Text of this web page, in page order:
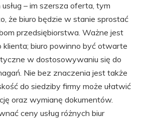
– im szersza oferta, tym
że biuro będzie w stanie sprostać
przedsiębiorstwa. Ważne jest
klienta; biuro powinno być otwarte
w dostosowywaniu się do
Nie bez znaczenia jest także
do siedziby firmy może ułatwić
oraz wymianę dokumentów.
ceny usług różnych biur